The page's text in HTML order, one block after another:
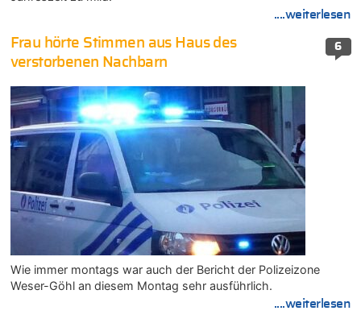
....weiterlesen
6
Frau hörte Stimmen aus Haus des
verstorbenen Nachbarn
Wie immer montags war auch der Bericht der Polizeizone
Weser-Göhl an diesem Montag sehr ausführlich.
....weiterlesen